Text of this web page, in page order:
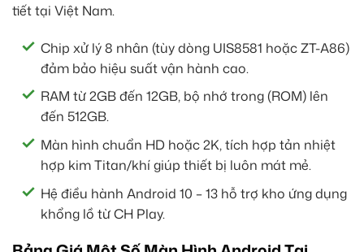
tiết tại Việt Nam.
Chip xử lý 8 nhân (tùy dòng UIS8581 hoặc ZT-A86)
đảm bảo hiệu suất vận hành cao.
RAM từ 2GB đến 12GB, bộ nhớ trong (ROM) lên
đến 512GB.
Màn hình chuẩn HD hoặc 2K, tích hợp tản nhiệt
hợp kim Titan/khí giúp thiết bị luôn mát mẻ.
Hệ điều hành Android 10 – 13 hỗ trợ kho ứng dụng
khổng lồ từ CH Play.